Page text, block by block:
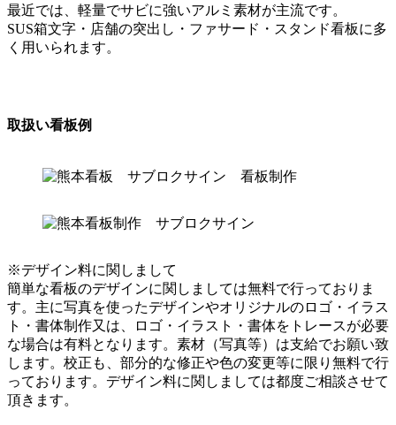
最近では、軽量でサビに強いアルミ素材が主流です。
SUS箱文字・店舗の突出し・ファサード・スタンド看板に多
く用いられます。
取扱い看板例
※デザイン料に関しまして
簡単な看板のデザインに関しましては無料で行っておりま
す。主に写真を使ったデザインやオリジナルのロゴ・イラス
ト・書体制作又は、ロゴ・イラスト・書体をトレースが必要
な場合は有料となります。素材（写真等）は支給でお願い致
します。校正も、部分的な修正や色の変更等に限り無料で行
っております。デザイン料に関しましては都度ご相談させて
頂きます。